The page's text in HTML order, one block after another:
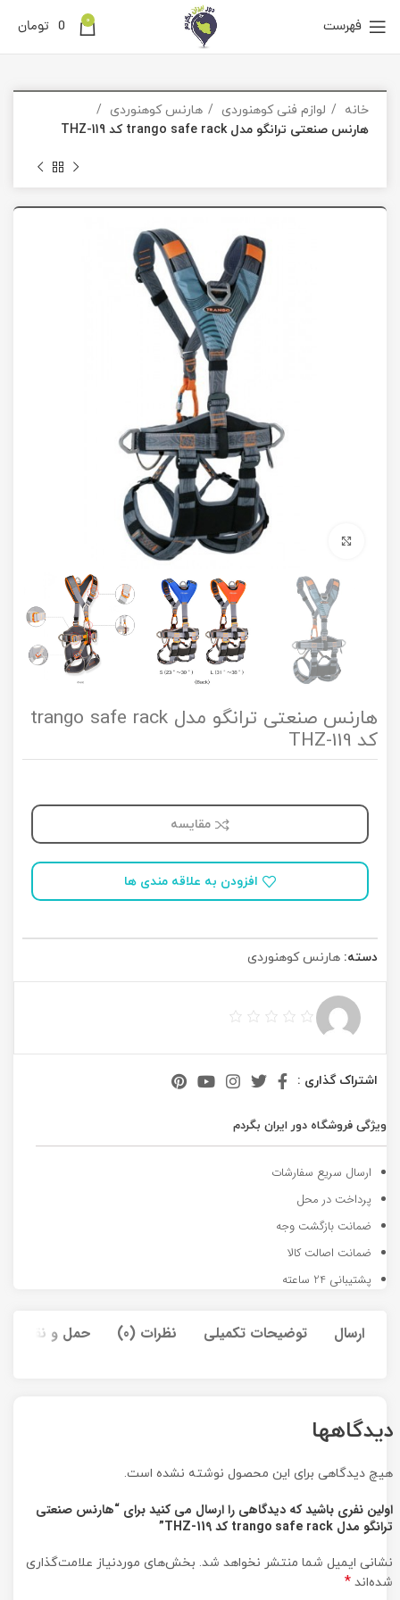
فهرست 0
0 تومان
خانه لوازم فنی کوهنوردی
هارنس کوهنوردی
هارنس صنعتی ترانگو مدل trango safe rack کد THZ-119
برای بزرگنمایی کلیک کنید
هارنس صنعتی ترانگو مدل trango safe rack
کد THZ-119
مقایسه
افزودن به علاقه مندی ها
دسته: هارنس کوهنوردی
اشتراک گذاری :
ویژگی فروشگاه دور ایران بگردم
ارسال سریع سفارشات
پرداخت در محل
ضمانت بازگشت وجه
ضمانت اصالت کالا
پشتیبانی 24 ساعته
ارسال توضیحات تکمیلی نظرات (0) حمل و نقل کالا
دیدگاهها
هیچ دیدگاهی برای این محصول نوشته نشده است.
اولین نفری باشید که دیدگاهی را ارسال می کنید برای “هارنس صنعتی
ترانگو مدل trango safe rack کد THZ-119”
نشانی ایمیل شما منتشر نخواهد شد. بخش‌های موردنیاز علامت‌گذاری
شده‌اند *